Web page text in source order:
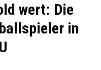
wert: Die
in